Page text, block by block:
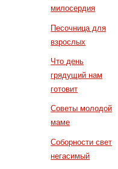
милосердия
Песочница для
взрослых
Что день
грядущий нам
готовит
Советы молодой
маме
Соборности свет
негасимый